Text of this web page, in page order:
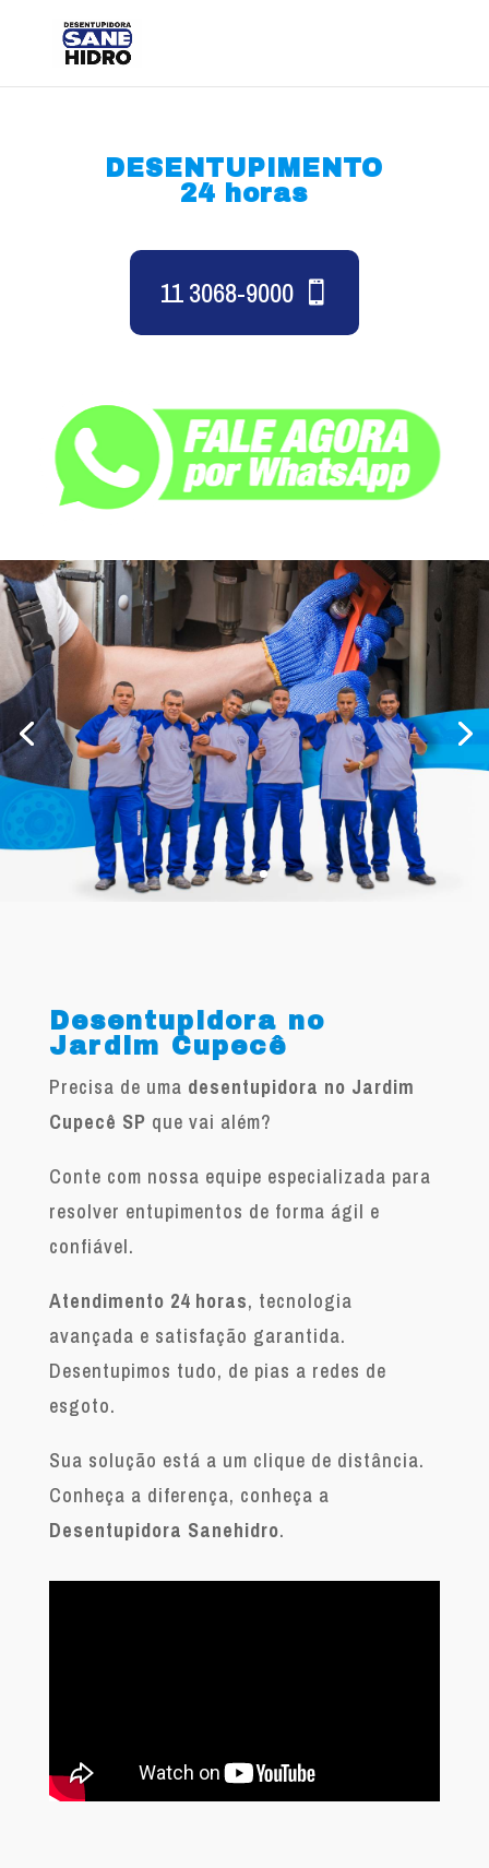
DESENTUPIMENTO
24 horas
11 3068-9000
Desentupidora no
Jardim Cupecê
Precisa de uma desentupidora no Jardim
Cupecê SP que vai além?
Conte com nossa equipe especializada para
resolver entupimentos de forma ágil e
confiável.
Atendimento 24 horas, tecnologia
avançada e satisfação garantida.
Desentupimos tudo, de pias a redes de
esgoto.
Sua solução está a um clique de distância.
Conheça a diferença, conheça a
Desentupidora Sanehidro.